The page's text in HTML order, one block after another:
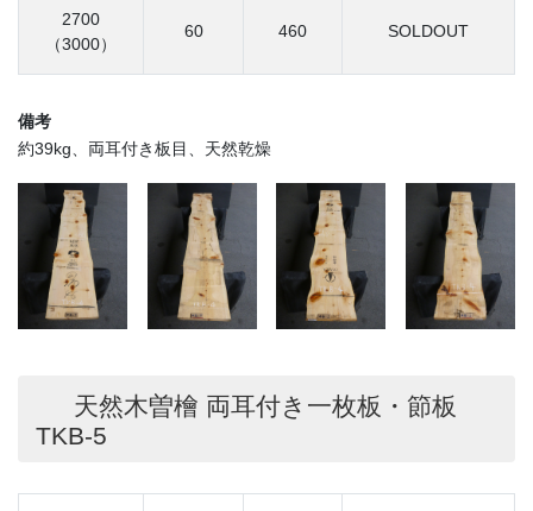
2700
（3000）
60 460 SOLDOUT
備考
約39kg、両耳付き板目、天然乾燥
天然木曽檜 両耳付き一枚板・節板
TKB-5